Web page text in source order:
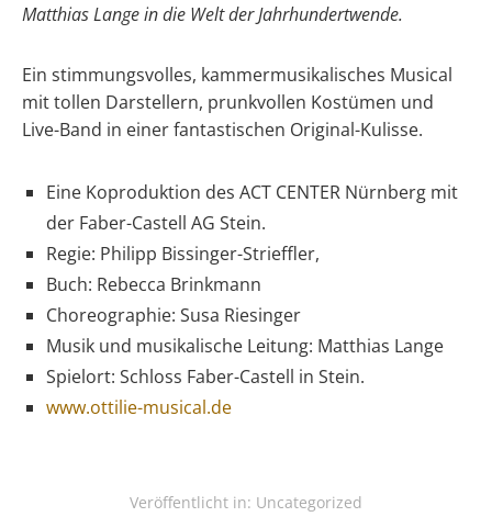
Matthias Lange in die Welt der Jahrhundertwende.
Ein stimmungsvolles, kammermusikalisches Musical
mit tollen Darstellern, prunkvollen Kostümen und
Live-Band in einer fantastischen Original-Kulisse.
Eine Koproduktion des ACT CENTER Nürnberg mit
der Faber-Castell AG Stein.
Regie: Philipp Bissinger-Strieffler,
Buch: Rebecca Brinkmann
Choreographie: Susa Riesinger
Musik und musikalische Leitung: Matthias Lange
Spielort: Schloss Faber-Castell in Stein.
www.ottilie-musical.de
Veröffentlicht in: Uncategorized